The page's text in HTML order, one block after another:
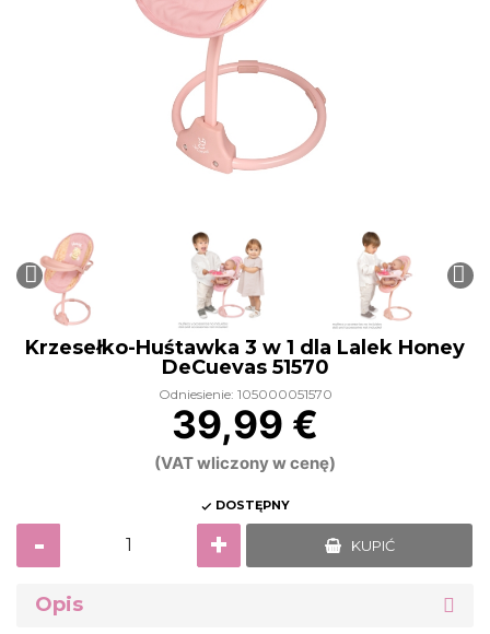
Krzesełko-Huśtawka 3 w 1 dla Lalek Honey
DeCuevas 51570
Odniesienie: 105000051570
39,99 €
(VAT wliczony w cenę)
 DOSTĘPNY
- + KUPIĆ
Opis